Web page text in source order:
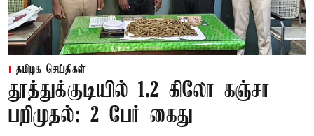
தமிழக செய்திகள்
தூத்துக்குடியில் 1.2 கிலோ கஞ்சா
பறிமுதல்: 2 பேர் கைது